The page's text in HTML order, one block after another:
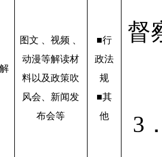
图文 、视频 、
动漫等解读材
料以及政策吹
风会、新闻发
布会等
■行
政法
规
■其
他
督
3